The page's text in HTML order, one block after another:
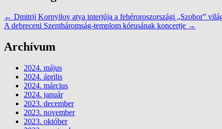
← Dmitrij Kornyilov atya interjúja a fehéroroszországi „Szobor”
A debreceni Szentháromság-templom kórusának koncertje →
Archívum
2024. május
2024. április
2024. március
2024. január
2023. december
2023. november
2023. október